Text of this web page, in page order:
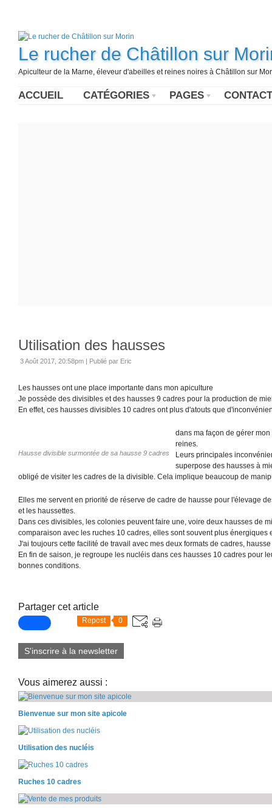
Le rucher de Châtillon sur
Apiculteur de la Marne, éleveur d'abeilles et reines noires à Châtillon sur
ACCUEIL CATÉGORIES PAGES CONTACT
Utilisation des hausses
3 Août 2017, 20:58pm | Publié par Eric
Les hausses ont une place importante dans mon apiculture
Je possède des divisibles et des hausses 9 cadres pour la production de
En effet, ces hausses divisibles 10 cadres ont plus d'atouts que
Hausse divisible surmontée de sa hausse 9 cadres
dans ma façon de gérer
reines.
Leurs principales
superpose des hausses à
obligé de visiter les cadres de la divisible. Cela implique beaucoup de
Elles me servent en priorité de réserve de cadre de hausse pour l'élevage
et les haussettes.
Dans ces divisibles, les colonies peuvent faire une, voire deux hausses de
comparaison avec les ruches 10 cadres, elles sont souvent plus énergiques
J'ai toujours cette facilité de travail avec mes deux formats de cadres,
En fin de saison, je regroupe les nucléis dans ces hausses 10 cadres pour
bonnes conditions.
Partager cet article
Repost 0
S'inscrire à la newsletter
Vous aimerez aussi :
Bienvenue sur mon site apicole
Utilisation des nucléis
Ruches 10 cadres